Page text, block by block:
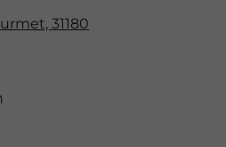
31180